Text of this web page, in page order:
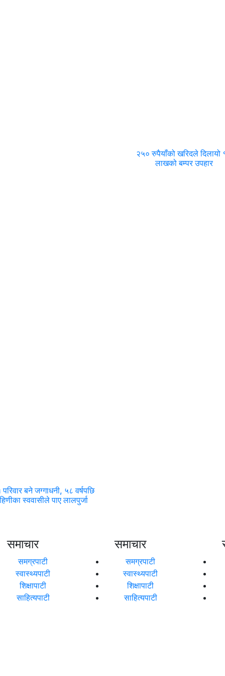
बने जग्गाधनी, ५८ वर्षपछि
स्ववासीले पाए लालपुर्जा
२५० रुपैयाँको खरिदले दिलायो
लाखको बम्पर उपहार
समाचार
समग्रपाटी
स्वास्थ्यपाटी
शिक्षापाटी
साहित्यपाटी
समाचार
समग्रपाटी
स्वास्थ्यपाटी
शिक्षापाटी
साहित्यपाटी